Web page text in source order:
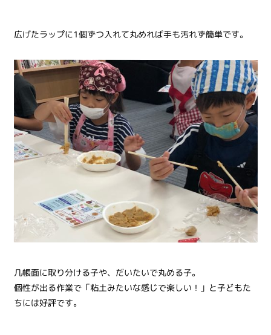
広げたラップに1個ずつ入れて丸めれば手も汚れず簡単です。
几帳面に取り分ける子や、だいたいで丸める子。
個性が出る作業で「粘土みたいな感じで楽しい！」と子どもた
ちには好評です。